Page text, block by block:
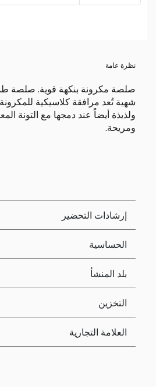
نظرة عامة
صلصة مكرونة بنكهة قوية. صلصة
شهية تُعد مرافقة كلاسيكية
ولذيذة أيضاً عند دمجها مع التونة
ومريحة.
إرشادات التحضير
الحساسية
بلد المنشأ
التخزين
العلامة التجارية